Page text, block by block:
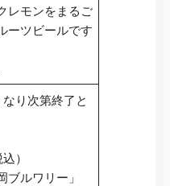
レモンをまるご
ーツビールです
り次第終了と
）
ブルワリー」